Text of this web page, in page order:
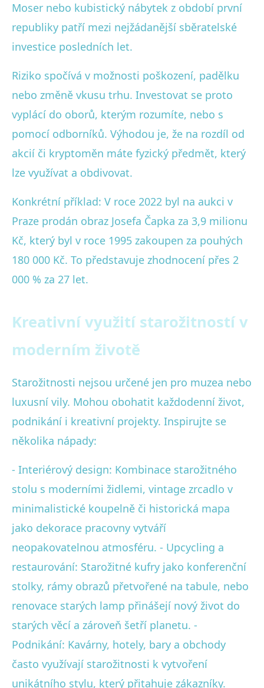
Moser nebo kubistický nábytek z období první
republiky patří mezi nejžádanější sběratelské
investice posledních let.
Riziko spočívá v možnosti poškození, padělku
nebo změně vkusu trhu. Investovat se proto
vyplácí do oborů, kterým rozumíte, nebo s
pomocí odborníků. Výhodou je, že na rozdíl od
akcií či kryptoměn máte fyzický předmět, který
lze využívat a obdivovat.
Konkrétní příklad: V roce 2022 byl na aukci v
Praze prodán obraz Josefa Čapka za 3,9 milionu
Kč, který byl v roce 1995 zakoupen za pouhých
180 000 Kč. To představuje zhodnocení přes 2
000 % za 27 let.
Kreativní využití starožitností v
moderním životě
Starožitnosti nejsou určené jen pro muzea nebo
luxusní vily. Mohou obohatit každodenní život,
podnikání i kreativní projekty. Inspirujte se
několika nápady:
- Interiérový design: Kombinace starožitného
stolu s moderními židlemi, vintage zrcadlo v
minimalistické koupelně či historická mapa
jako dekorace pracovny vytváří
neopakovatelnou atmosféru. - Upcycling a
restaurování: Starožitné kufry jako konferenční
stolky, rámy obrazů přetvořené na tabule, nebo
renovace starých lamp přinášejí nový život do
starých věcí a zároveň šetří planetu. -
Podnikání: Kavárny, hotely, bary a obchody
často využívají starožitnosti k vytvoření
unikátního stylu, který přitahuje zákazníky.